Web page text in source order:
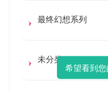
最终幻想系列
未分类
希望看到